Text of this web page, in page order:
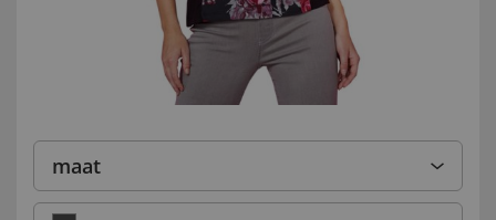
maat